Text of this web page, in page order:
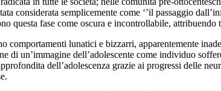
considerata semplicemente come ‘’il passaggio
questa fase come oscura e incontrollabile,
comportamenti lunatici e bizzarri, apparentemente
di un’immagine dell’adolescente come individuo
dell’adolescenza grazie ai progressi delle